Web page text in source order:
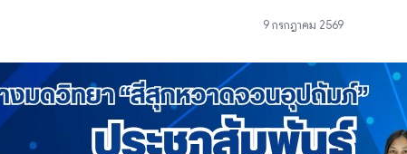
9 กรกฎาคม 2569